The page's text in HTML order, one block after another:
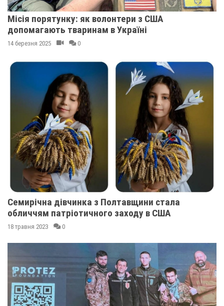
Місія порятунку: як волонтери з США
допомагають тваринам в Україні
14 березня 2025 0
Семирічна дівчинка з Полтавщини стала
обличчям патріотичного заходу в США
18 травня 2023 0